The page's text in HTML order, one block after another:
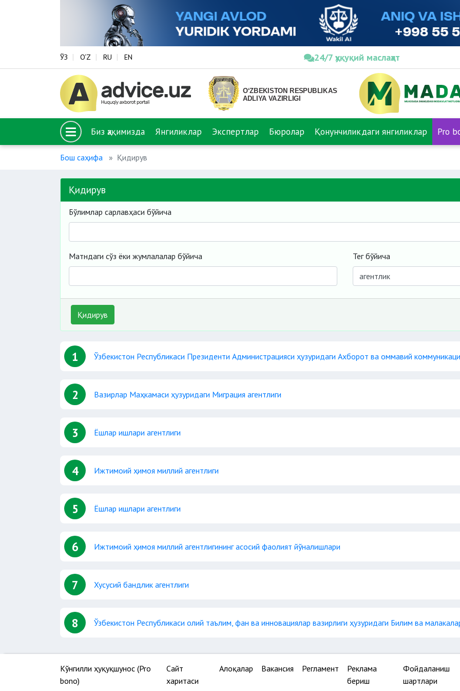
ЎЗ O‘Z RU EN 24/7 ҳуқуқий маслаҳат
Биз ҳақимизда Янгиликлар Экспертлар Бюролар Қонунчиликдаги янгиликлар Pro
Бош саҳифа Қидирув
Қидирув
Бўлимлар сарлавҳаси бўйича
Матндаги сўз ёки жумлалалар бўйича Тег бўйича
Қидирув
1 Ўзбекистон Республикаси Президенти Администрацияси ҳузуридаги Ахборот ва оммавий
2 Вазирлар Маҳкамаси ҳузуридаги Миграция агентлиги
3 Ёшлар ишлари агентлиги
4 Ижтимоий ҳимоя миллий агентлиги
5 Ёшлар ишлари агентлиги
6 Ижтимоий ҳимоя миллий агентлигининг асосий фаолият йўналишлари
7 Хусусий бандлик агентлиги
8 Ўзбекистон Республикаси олий таълим, фан ва инновациялар вазирлиги ҳузуридаги Билим ва
Кўнгилли ҳуқуқшунос (Pro
bono)
Сайт
харитаси
Алоқалар Вакансия Регламент
Реклама
бериш
Фойдаланиш
шартлари